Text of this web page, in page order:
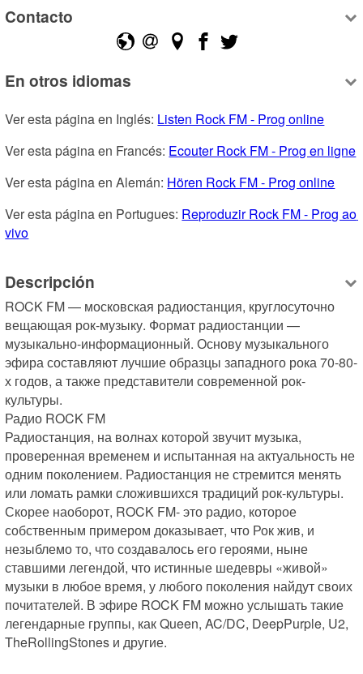
Contacto
En otros idiomas
Ver esta página en Inglés: Listen Rock FM - Prog online
Ver esta página en Francés: Ecouter Rock FM - Prog en ligne
Ver esta página en Alemán: Hören Rock FM - Prog online
Ver esta página en Portugues: Reproduzir Rock FM - Prog ao
vivo
Descripción
ROCK FM — московская радиостанция, круглосуточно
вещающая рок-музыку. Формат радиостанции —
музыкально-информационный. Основу музыкального
эфира составляют лучшие образцы западного рока 70-80-
х годов, а также представители современной рок-
культуры.
Радио ROCK FM
Радиостанция, на волнах которой звучит музыка,
проверенная временем и испытанная на актуальность не
одним поколением. Радиостанция не стремится менять
или ломать рамки сложившихся традиций рок-культуры.
Скорее наоборот, ROCK FM- это радио, которое
собственным примером доказывает, что Рок жив, и
незыблемо то, что создавалось его героями, ныне
ставшими легендой, что истинные шедевры «живой»
музыки в любое время, у любого поколения найдут своих
почитателей. В эфире ROCK FM можно услышать такие
легендарные группы, как Queen, AC/DC, DeepPurple, U2,
TheRollingStones и другие.